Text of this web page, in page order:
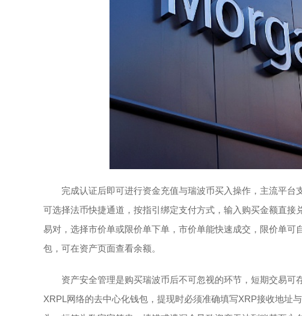
完成认证后即可进行资金充值与瑞波币买入操作，主流平
可选择法币快捷通道，按指引绑定支付方式，输入购买金额直
易对，选择市价单或限价单下单，市价单能快速成交，限价单
包，可在资产页面查看余额。
资产安全管理是购买瑞波币后不可忽视的环节，短期交易
XRPL网络的去中心化钱包，提现时必须准确填写XRP接收地址